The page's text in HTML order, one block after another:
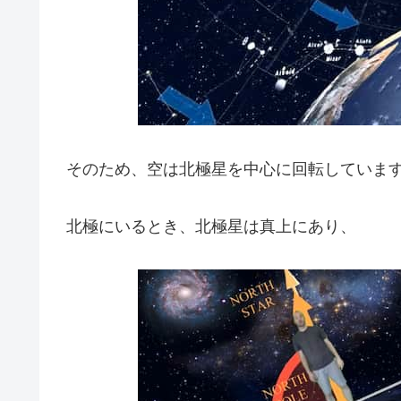
そのため、空は北極星を中心に回転していま
北極にいるとき、北極星は真上にあり、